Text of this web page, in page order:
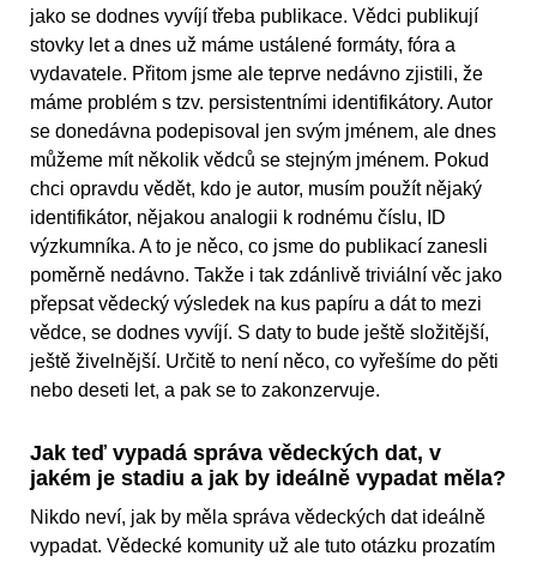
jako se dodnes vyvíjí třeba publikace. Vědci publikují
stovky let a dnes už máme ustálené formáty, fóra a
vydavatele. Přitom jsme ale teprve nedávno zjistili, že
máme problém s tzv. persistentními identifikátory. Autor
se donedávna podepisoval jen svým jménem, ale dnes
můžeme mít několik vědců se stejným jménem. Pokud
chci opravdu vědět, kdo je autor, musím použít nějaký
identifikátor, nějakou analogii k rodnému číslu, ID
výzkumníka. A to je něco, co jsme do publikací zanesli
poměrně nedávno. Takže i tak zdánlivě triviální věc jako
přepsat vědecký výsledek na kus papíru a dát to mezi
vědce, se dodnes vyvíjí. S daty to bude ještě složitější,
ještě živelnější. Určitě to není něco, co vyřešíme do pěti
nebo deseti let, a pak se to zakonzervuje.
Jak teď vypadá správa vědeckých dat, v
jakém je stadiu a jak by ideálně vypadat měla?
Nikdo neví, jak by měla správa vědeckých dat ideálně
vypadat. Vědecké komunity už ale tuto otázku prozatím